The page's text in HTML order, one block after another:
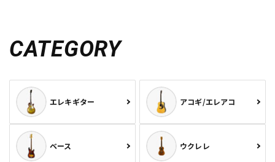
CATEGORY
エレキギター アコギ/エレアコ
ベース ウクレレ